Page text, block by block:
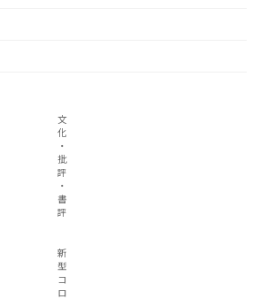
文
化
・
批
評
・
書
評
新
型
コ
ロ